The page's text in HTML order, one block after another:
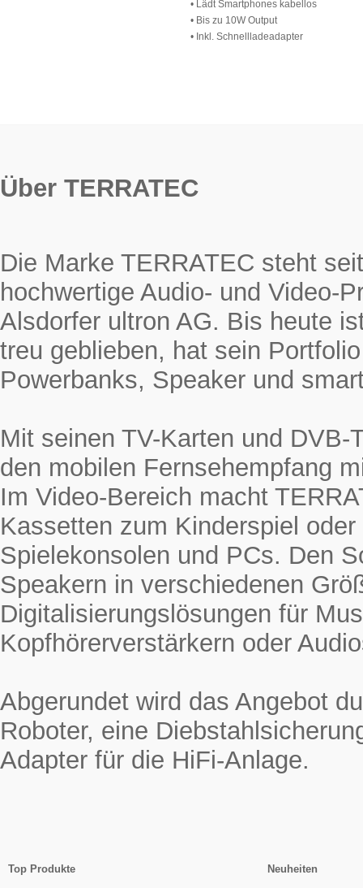
• Lädt Smartphones kabellos
• Bis zu 10W Output
• Inkl. Schnellladeadapter
Über TERRATEC
Die Marke TERRATEC steht
hochwertige Audio- und Video-
Alsdorfer ultron AG. Bis heute
treu geblieben, hat sein
Powerbanks, Speaker und
Mit seinen TV-Karten und
den mobilen Fernsehempfang
Im Video-Bereich macht
Kassetten zum Kinderspiel
Spielekonsolen und PCs. Den
Speakern in verschiedenen
Digitalisierungslösungen für
Kopfhörerverstärkern oder
Abgerundet wird das Angebot
Roboter, eine
Adapter für die HiFi-Anlage.
Top Produkte Neuheiten